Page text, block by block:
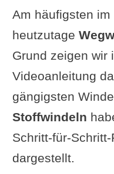
Am häufigsten
heutzutage
Grund zeigen wir
Videoanleitung
gängigsten
Stoffwindeln
Schritt-für-
dargestellt.